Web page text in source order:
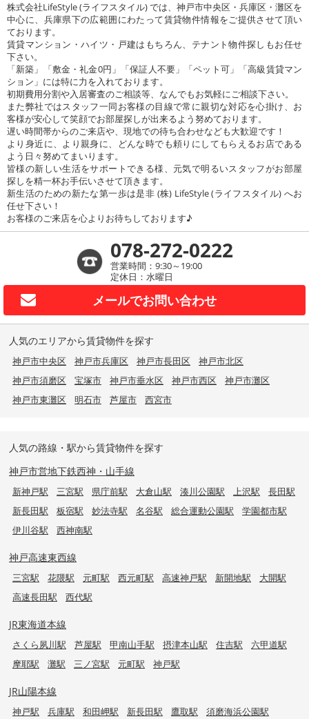
株式会社LifeStyle (ライフスタイル) では、神戸市中央区・兵庫区・灘区を
中心に、兵庫県下の広範囲にわたって賃貸物件情報をご提供させて頂い
ております。
賃貸マンション・ハイツ・戸建はもちろん、テナント物件探しもお任せ
下さい。
「新築」「敷金・礼金0円」「保証人不要」「ペット可」「高級賃貸マン
ション」には特に力を入れております。
初期費用分割や入居審査のご相談等、なんでもお気軽にご相談下さい。
また弊社ではスタッフ一同お客様の目線で常に親切な対応を心掛け、お
客様が安心して笑顔でお部屋探しが出来るよう努めております。
遅い時間帯からのご来店や、現地での待ち合わせなども大歓迎です！
より身近に、より親身に、どんな時でも頼りにしてもらえるお店である
よう日々努めてまいります。
皆様の新しい生活をサポートできる様、元気で明るいスタッフがお部屋
探しを精一杯お手伝いさせて頂きます。
新生活のための新たな第一歩は是非 (株) LifeStyle (ライフスタイル) へお
任せ下さい！
お客様のご来店を心よりお待ちしております♪
078-272-0222
営業時間：9:30～19:00
定休日：水曜日
メールでお問い合わせ
人気のエリアから賃貸物件を探す
神戸市中央区 神戸市兵庫区 神戸市長田区
神戸市北区
神戸市須磨区
宝塚市 神戸市垂水区 神戸市西区
神戸市灘区
神戸市東灘区
明石市 芦屋市 西宮市
人気の路線・駅から賃貸物件を探す
神戸市営地下鉄西神・山手線
新神戸駅 三宮駅 県庁前駅 大倉山駅 湊川公園駅 上沢駅
長田駅
新長田駅
板宿駅 妙法寺駅 名谷駅 総合運動公園駅
学園都市駅
伊川谷駅
西神南駅
神戸高速東西線
三宮駅 花隈駅 元町駅 西元町駅 高速神戸駅 新開地駅
大開駅
高速長田駅
西代駅
JR東海道本線
さくら夙川駅 芦屋駅 甲南山手駅 摂津本山駅 住吉駅
六甲道駅
摩耶駅
灘駅 三ノ宮駅 元町駅 神戸駅
JR山陽本線
神戸駅 兵庫駅 和田岬駅 新長田駅 鷹取駅
須磨海浜公園駅